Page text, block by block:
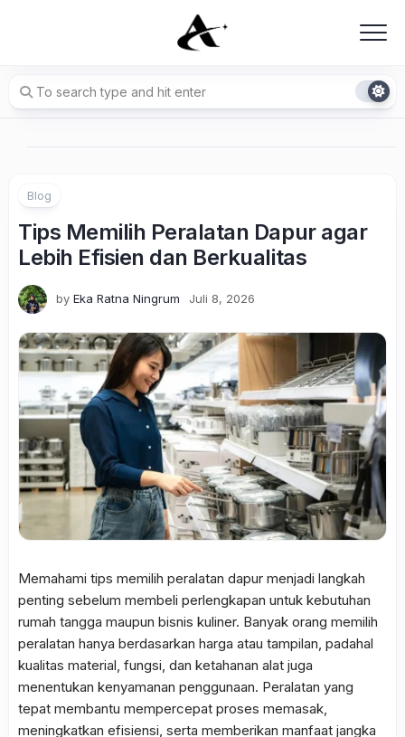
Blog
Tips Memilih Peralatan Dapur agar
Lebih Efisien dan Berkualitas
by Eka Ratna Ningrum Juli 8, 2026
Memahami tips memilih peralatan dapur menjadi langkah
penting sebelum membeli perlengkapan untuk kebutuhan
rumah tangga maupun bisnis kuliner. Banyak orang memilih
peralatan hanya berdasarkan harga atau tampilan, padahal
kualitas material, fungsi, dan ketahanan alat juga
menentukan kenyamanan penggunaan. Peralatan yang
tepat membantu mempercepat proses memasak,
meningkatkan efisiensi, serta memberikan manfaat jangka